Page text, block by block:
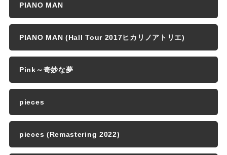
PIANO MAN
PIANO MAN (Hall Tour 2017ヒカリノアトリエ)
Pink～奇妙な夢
pieces
pieces (Remastering 2022)